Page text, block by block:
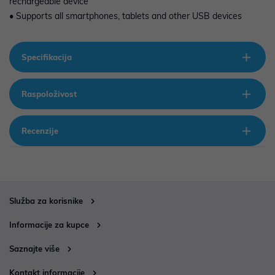
• Supports all smartphones, tablets and other USB devices
Specifikacija
Raspoloživost
Recenzije
Služba za korisnike
Informacije za kupce
Saznajte više
Kontakt informacije